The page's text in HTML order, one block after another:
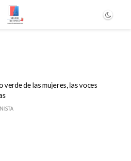
verde de las mujeres, las voces